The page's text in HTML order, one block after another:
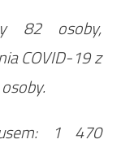
82 osoby,
COVID-19 z
1 470